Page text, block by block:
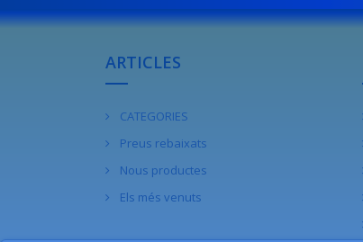
ARTICLES
CATEGORIES
Preus rebaixats
Nous productes
Els més venuts